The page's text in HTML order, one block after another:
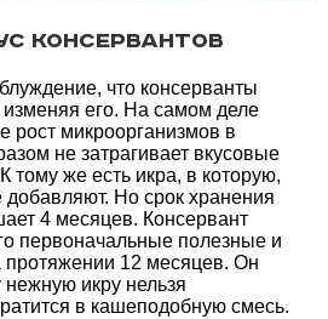
консервантов
что консерванты
изменяя его. На самом деле
рост микроорганизмов в
не затрагивает вкусовые
тому же есть икра, в которую,
добавляют. Но срок хранения
4 месяцев. Консервант
первоначальные полезные и
протяжении 12 месяцев. Он
нежную икру нельзя
в кашеподобную смесь.